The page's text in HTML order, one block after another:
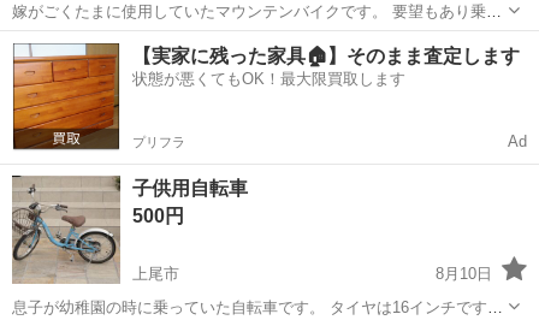
嫁がごくたまに使用していたマウンテンバイクです。 要望もあり乗り
心地をメインにカスタムしていますので、 荒れ地でも振動は少なく仕
上げています。 フカフカな感じです。 カチカチな自転車が好きな方は
オススメしません。 ...
埼玉 深谷市 マウンテンバイク ディスクブレーキ
【実家に残った家具🏠】そのまま査定します
状態が悪くてもOK！最大限買取します
プリフラ Ad
子供用自転車
500円
上尾市
8月10日
息子が幼稚園の時に乗っていた自転車です。 タイヤは16インチです。